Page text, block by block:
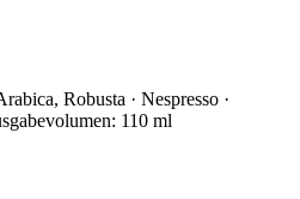
Robusta · Nespresso ·
110 ml